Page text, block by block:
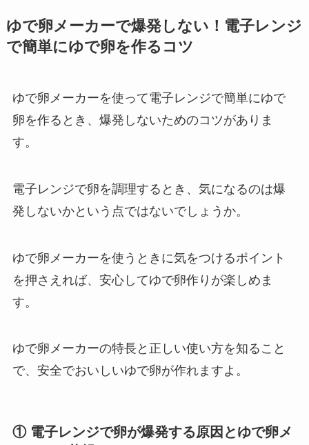
ゆで卵メーカーで爆発しない！電子レンジ
で簡単にゆで卵を作るコツ
ゆで卵メーカーを使って電子レンジで簡単にゆで
卵を作るとき、爆発しないためのコツがありま
す。
電子レンジで卵を調理するとき、気になるのは爆
発しないかという点ではないでしょうか。
ゆで卵メーカーを使うときに気をつけるポイント
を押さえれば、安心してゆで卵作りが楽しめま
す。
ゆで卵メーカーの特長と正しい使い方を知ること
で、安全でおいしいゆで卵が作れますよ。
① 電子レンジで卵が爆発する原因とゆで卵メ